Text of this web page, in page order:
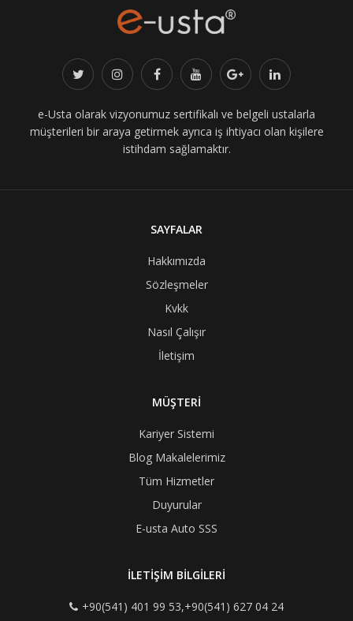
e-Usta olarak vizyonumuz sertifikalı ve belgeli ustalarla
müşterileri bir araya getirmek ayrıca iş ihtiyacı olan kişilere
istihdam sağlamaktır.
SAYFALAR
Hakkımızda
Sözleşmeler
Kvkk
Nasıl Çalışır
İletişim
MÜŞTERİ
Kariyer Sistemi
Blog Makalelerimiz
Tüm Hizmetler
Duyurular
E-usta Auto SSS
İLETİŞİM BİLGİLERİ
+90(541) 401 99 53,+90(541) 627 04 24